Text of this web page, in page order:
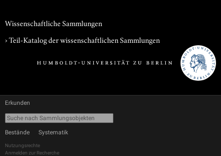
Wissenschaftliche Sammlungen
› Teil-Katalog der wissenschaftlichen Sammlungen
Erkunden
Bestände Systematik
Nutzungsrechte
Anmelden zur Recherche